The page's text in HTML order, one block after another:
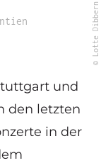
© Lotte Dibbern
und
den letzten
in der